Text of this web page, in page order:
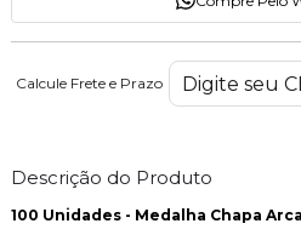
Calcule Frete e Prazo
Descrição do Produto
100 Unidades - Medalha Chapa